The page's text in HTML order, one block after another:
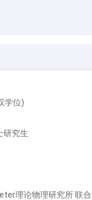
学位)
研究生
理论物理研究所 联